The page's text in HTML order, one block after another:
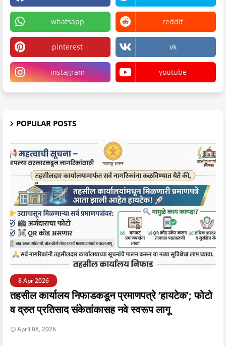
whatsapp reddit
pinterest vk
instagram youtube
POPULAR POSTS
8 Apr 2026
तहसील कार्यालय निफाडकडून प्रमाणपत्रे ‘हायटेक’; फोटो
व द्रुत प्रतिसाद संकेतांकासह नवे स्वरूप लागू
April 08, 2026